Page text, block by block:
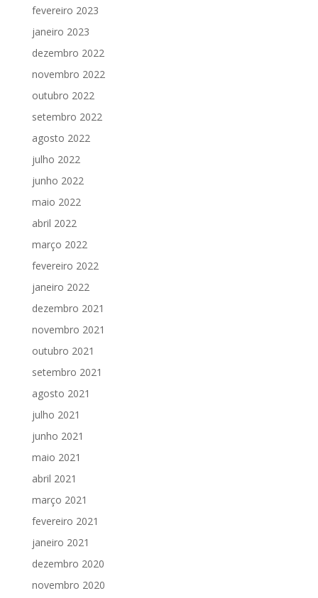
fevereiro 2023
janeiro 2023
dezembro 2022
novembro 2022
outubro 2022
setembro 2022
agosto 2022
julho 2022
junho 2022
maio 2022
abril 2022
março 2022
fevereiro 2022
janeiro 2022
dezembro 2021
novembro 2021
outubro 2021
setembro 2021
agosto 2021
julho 2021
junho 2021
maio 2021
abril 2021
março 2021
fevereiro 2021
janeiro 2021
dezembro 2020
novembro 2020